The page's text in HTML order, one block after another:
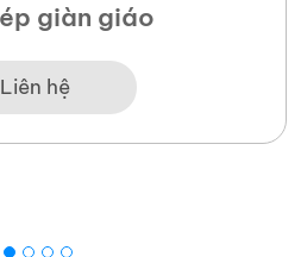
giàn giáo
Liên hệ